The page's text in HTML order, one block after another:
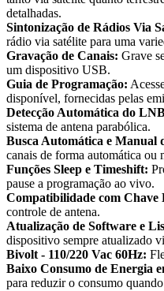
detalhadas.
Sintonização de Rádios Via
rádio via satélite para uma
Gravação de Canais: Grave
um dispositivo USB.
Guia de Programação:
disponível, fornecidas pelas
Detecção Automática do
sistema de antena parabólica.
Busca Automática e Manual
canais de forma automática ou
Funções Sleep e Timeshift:
pause a programação ao vivo.
Compatibilidade com Chave
controle de antena.
Atualização de Software e
dispositivo sempre atualizado
Bivolt - 110/220 Vac 60Hz:
Baixo Consumo de Energia
para reduzir o consumo